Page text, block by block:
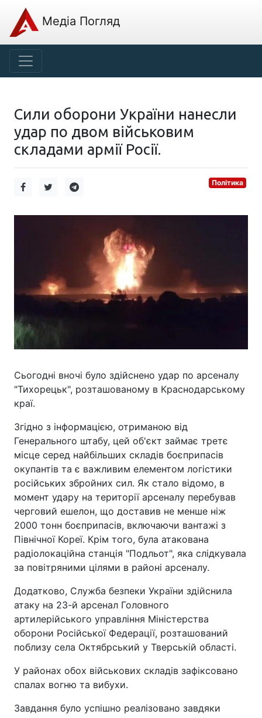
Медіа Погляд
Сили оборони України нанесли
удар по двом військовим
складами армії Росії.
Політика
Сьогодні вночі було здійснено удар по арсеналу
"Тихорецьк", розташованому в Краснодарському
краї.
Згідно з інформацією, отриманою від
Генерального штабу, цей об'єкт займає третє
місце серед найбільших складів боєприпасів
окупантів та є важливим елементом логістики
російських збройних сил. Як стало відомо, в
момент удару на території арсеналу перебував
черговий ешелон, що доставив не менше ніж
2000 тонн боєприпасів, включаючи вантажі з
Північної Кореї. Крім того, була атакована
радіолокаційна станція "Подльот", яка слідкувала
за повітряними цілями в районі арсеналу.
Додатково, Служба безпеки України здійснила
атаку на 23-й арсенал Головного
артилерійського управління Міністерства
оборони Російської Федерації, розташований
поблизу села Октябрський у Тверській області.
У районах обох військових складів зафіксовано
спалах вогню та вибухи.
Завдання було успішно реалізовано завдяки